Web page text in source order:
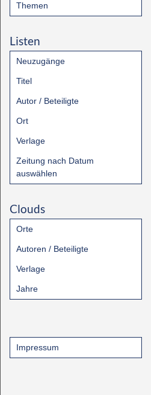
Themen
Listen
Neuzugänge
Titel
Autor / Beteiligte
Ort
Verlage
Zeitung nach Datum
auswählen
Clouds
Orte
Autoren / Beteiligte
Verlage
Jahre
Impressum